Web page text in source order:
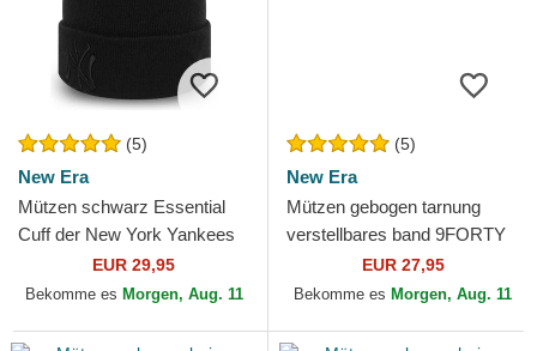
(5)
New Era
Mützen schwarz Essential
Cuff der New York Yankees
MLB von New Era
EUR 29,95
Bekomme es Morgen, Aug. 11
(5)
New Era
Mützen gebogen tarnung
verstellbares band 9FORTY
League Essential der New
York Yankees MLB von...
EUR 27,95
Bekomme es Morgen, Aug. 11